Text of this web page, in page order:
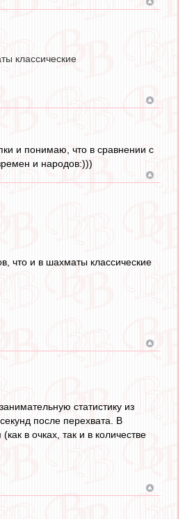
классические
и понимаю, что в сравнении с
и народов:)))
что и в шахматы классические
статистику из
после перехвата. В
в очках, так и в количестве